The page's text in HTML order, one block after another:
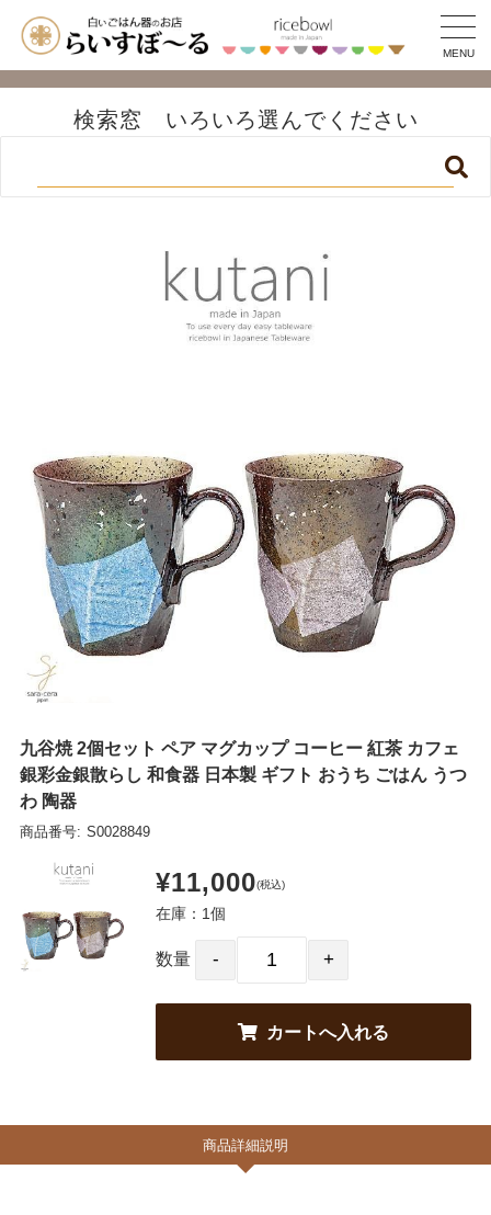
MENU
検索窓 いろいろ選んでください
九谷焼 2個セット ペア マグカップ コーヒー 紅茶 カフェ
銀彩金銀散らし 和食器 日本製 ギフト おうち ごはん うつ
わ 陶器
商品番号: S0028849
¥11,000(税込)
在庫：1個
数量
商品詳細説明